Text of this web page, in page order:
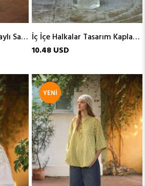
Butter Yellow Sim Detaylı Saten Kolsuz Bluz
İç İçe Halkalar Tasarım Kaplama Küpe
10.48 USD
YENI
ÜRÜN